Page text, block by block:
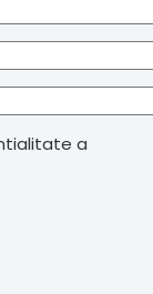
a